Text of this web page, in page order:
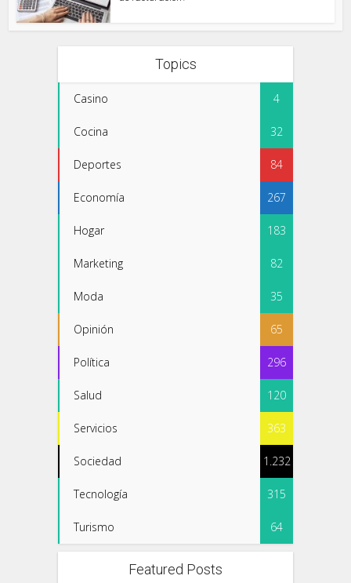
Topics
Casino 4
Cocina 32
Deportes 84
Economía 267
Hogar 183
Marketing 82
Moda 35
Opinión 65
Política 296
Salud 120
Servicios 363
Sociedad 1.232
Tecnología 315
Turismo 64
Featured Posts